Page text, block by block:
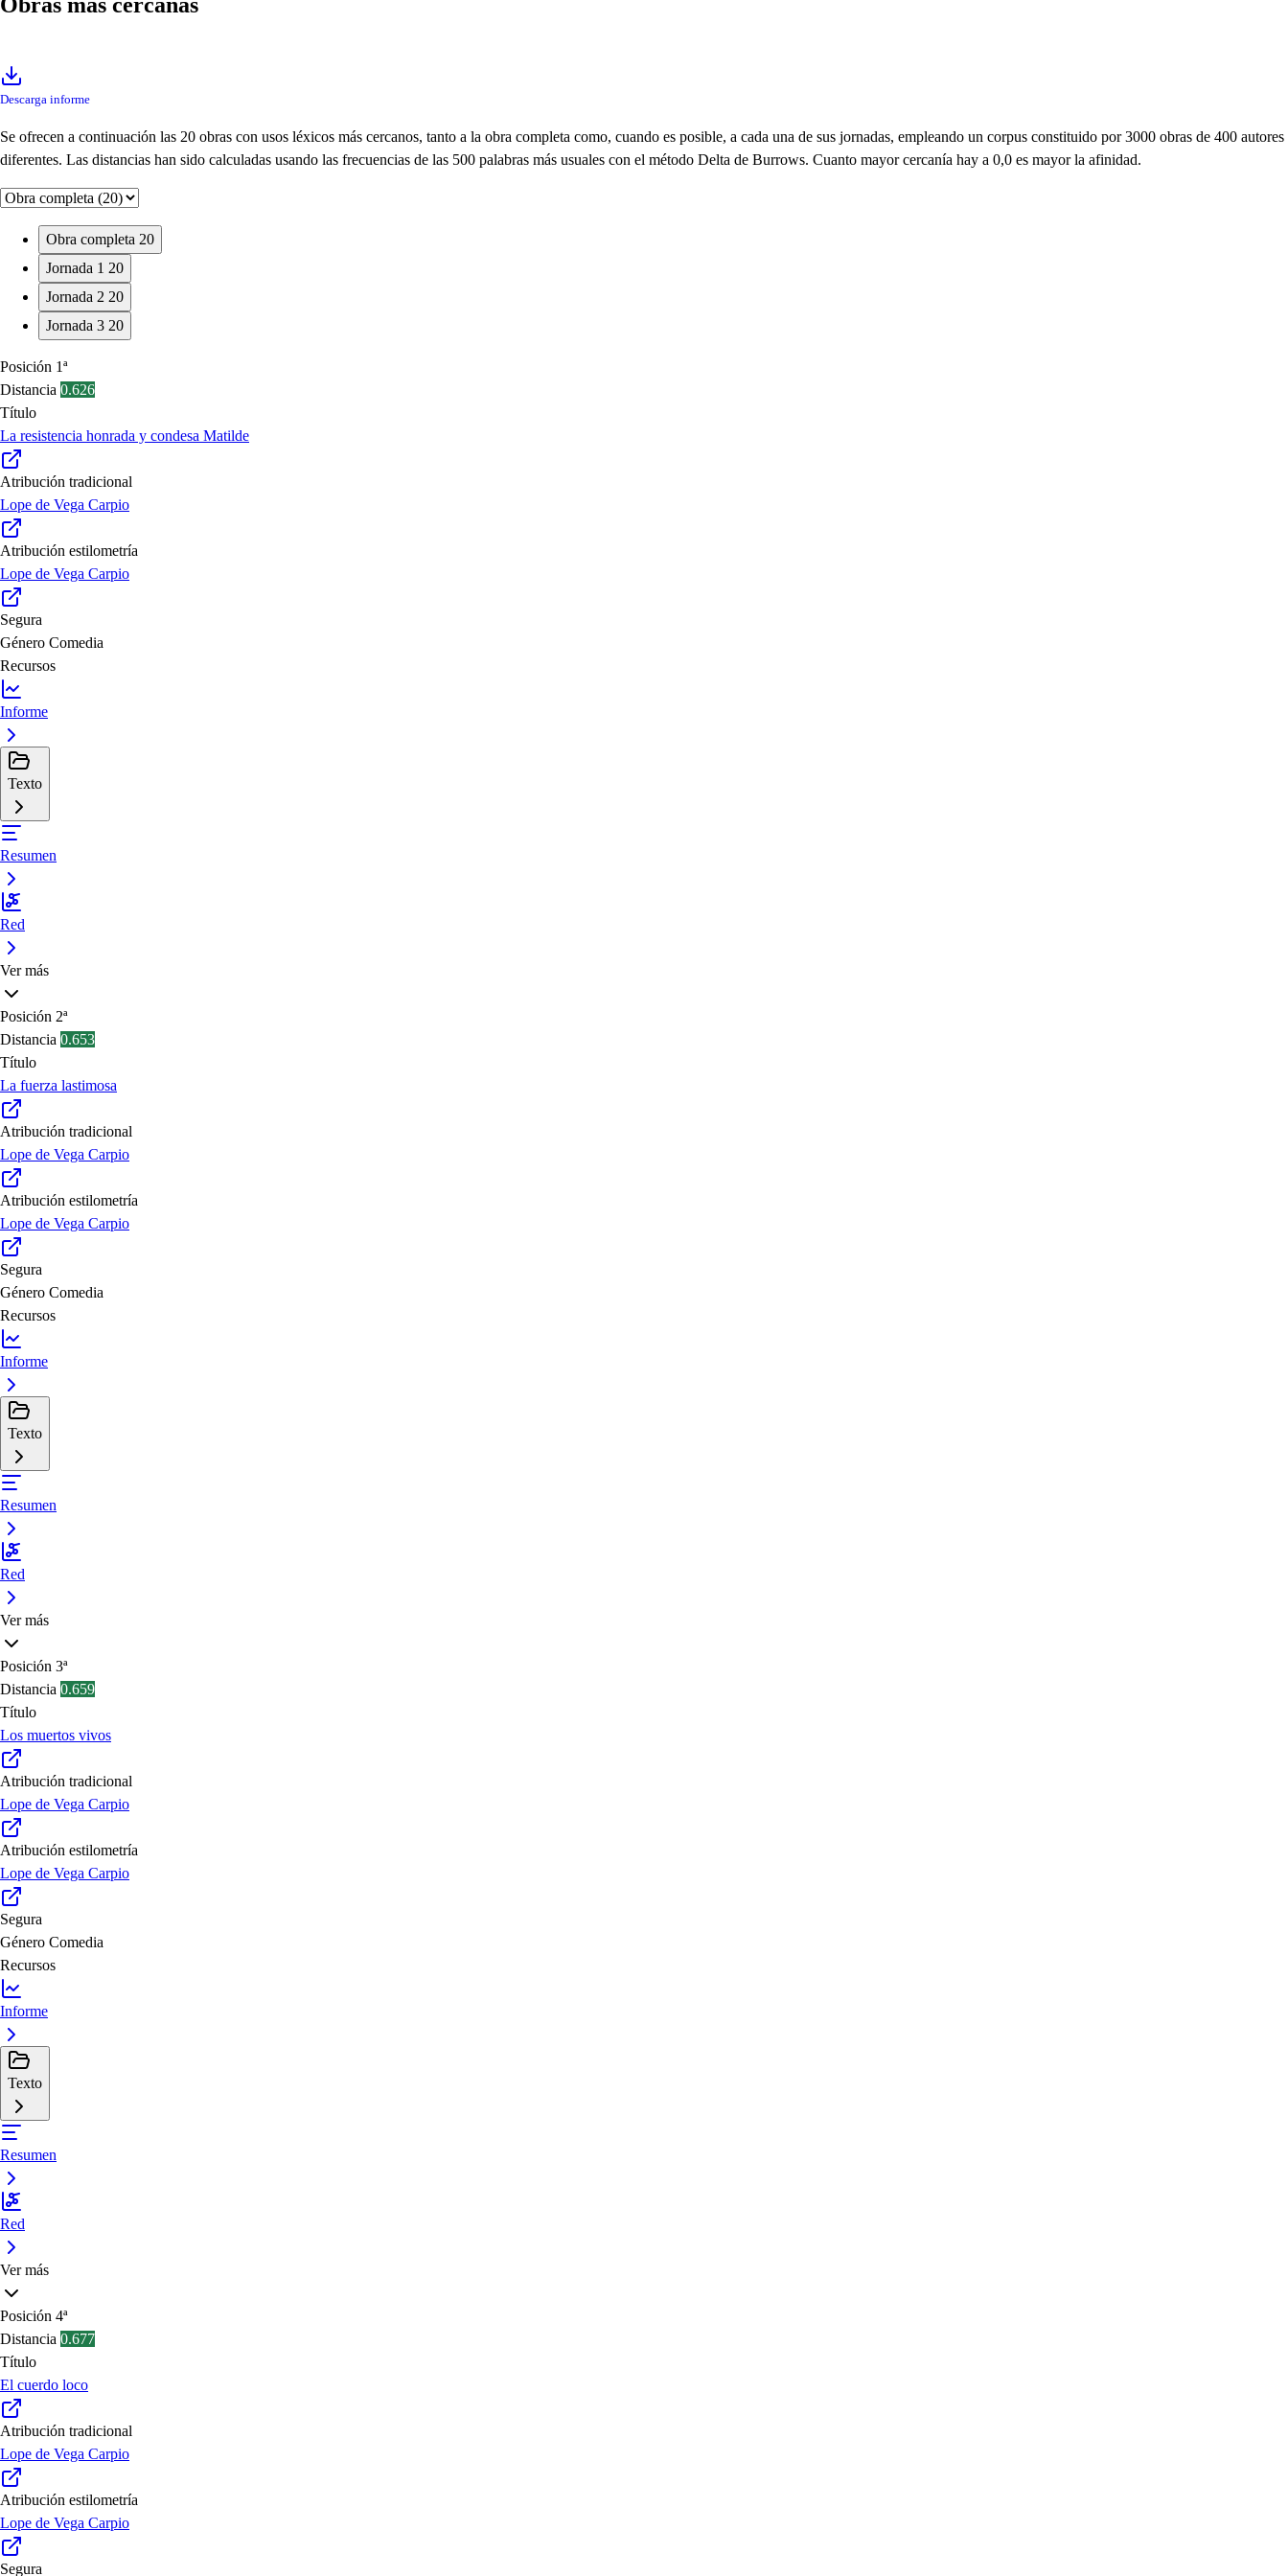
Descarga informe
Se ofrecen a continuación las 20 obras con usos léxicos más cercanos, tanto a la obra completa como, cuando es posible, a cada una de sus jornadas, empleando un corpus constituido por 3000 obras de 400 autores
diferentes. Las distancias han sido calculadas usando las frecuencias de las 500 palabras más usuales con el método Delta de Burrows. Cuanto mayor cercanía hay a 0,0 es mayor la afinidad.
Obra completa 20
Jornada 1 20
Jornada 2 20
Jornada 3 20
Posición 1ª
Distancia 0.626
Título
La resistencia honrada y condesa Matilde
Atribución tradicional
Lope de Vega Carpio
Atribución estilometría
Lope de Vega Carpio
Segura
Género Comedia
Recursos
Informe
Texto
Resumen
Red
Ver más
Posición 2ª
Distancia 0.653
Título
La fuerza lastimosa
Atribución tradicional
Lope de Vega Carpio
Atribución estilometría
Lope de Vega Carpio
Segura
Género Comedia
Recursos
Informe
Texto
Resumen
Red
Ver más
Posición 3ª
Distancia 0.659
Título
Los muertos vivos
Atribución tradicional
Lope de Vega Carpio
Atribución estilometría
Lope de Vega Carpio
Segura
Género Comedia
Recursos
Informe
Texto
Resumen
Red
Ver más
Posición 4ª
Distancia 0.677
Título
El cuerdo loco
Atribución tradicional
Lope de Vega Carpio
Atribución estilometría
Lope de Vega Carpio
Segura